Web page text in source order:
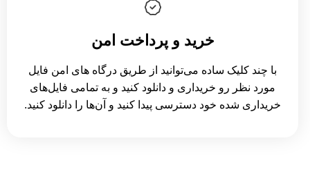
خرید و پرداخت امن
با چند کلیک ساده می‌توانید از طریق درگاه های امن فایل
مورد نظر رو خریداری و دانلود کنید و به تمامی فایل‌های
خریداری شده خود دسترسی پیدا کنید و آن‌ها را دانلود کنید.